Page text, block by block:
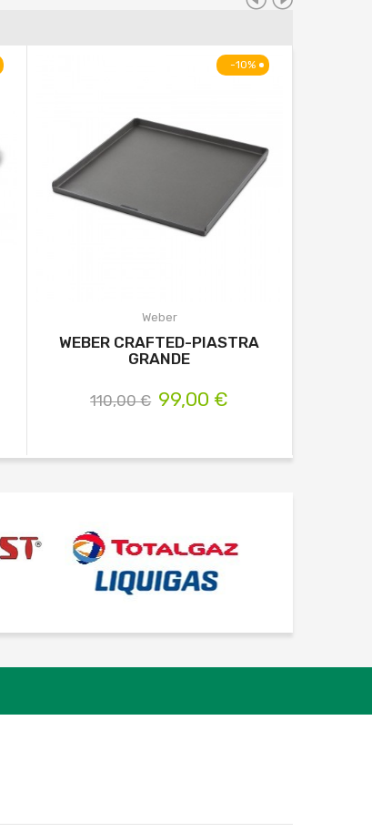
-10%
Weber
WEBER CRAFTED-PIASTRA
GRANDE
110,00 € 99,00 €